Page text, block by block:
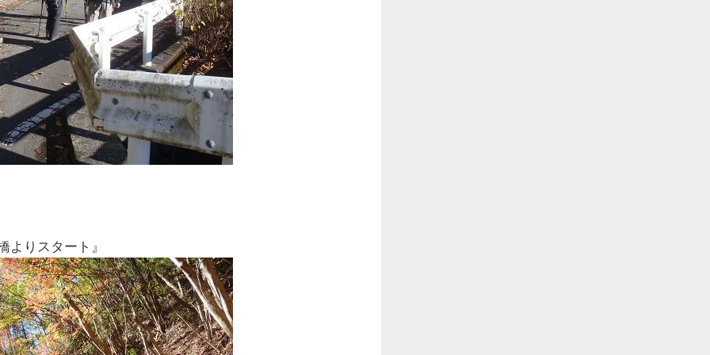
よりスタート』